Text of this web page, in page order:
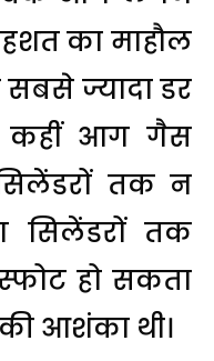
का माहौल
सबसे ज्यादा डर
कहीं आग गैस
तक न
सिलेंडरों तक
हो सकता
आशंका थी।